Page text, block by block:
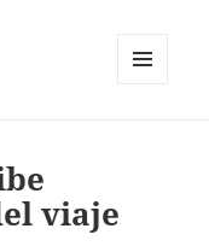
viaje